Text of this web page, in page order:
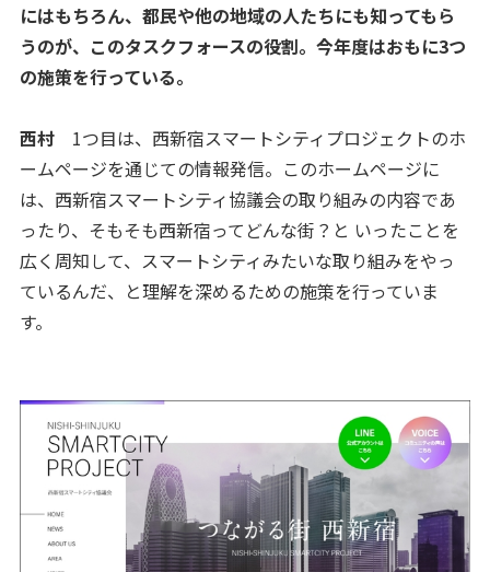
にはもちろん、都民や他の地域の人たちにも知ってもら
うのが、このタスクフォースの役割。今年度はおもに3つ
の施策を行っている。
西村1つ目は、西新宿スマートシティプロジェクトのホ
ームページを通じての情報発信。このホームページに
は、西新宿スマートシティ協議会の取り組みの内容であ
ったり、そもそも西新宿ってどんな街？と いったことを
広く周知して、スマートシティみたいな取り組みをやっ
ているんだ、と理解を深めるための施策を行っていま
す。